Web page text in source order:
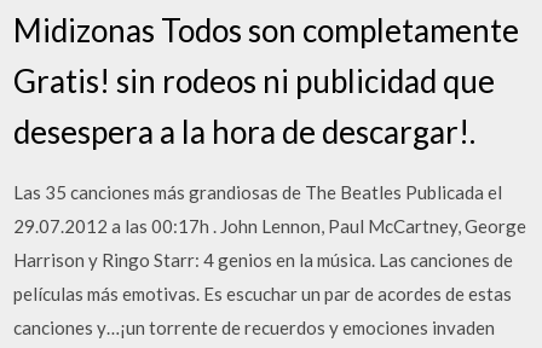
Midizonas Todos son completamente
Gratis! sin rodeos ni publicidad que
desespera a la hora de descargar!.
Las 35 canciones más grandiosas de The Beatles Publicada el
29.07.2012 a las 00:17h . John Lennon, Paul McCartney, George
Harrison y Ringo Starr: 4 genios en la música. Las canciones de
películas más emotivas. Es escuchar un par de acordes de estas
canciones y…¡un torrente de recuerdos y emociones invaden